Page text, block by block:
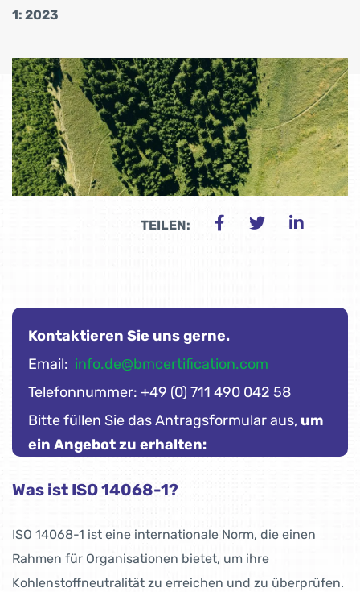
1: 2023
TEILEN:
Kontaktieren Sie uns gerne.
Email: info.de@bmcertification.com
Telefonnummer: +49 (0) 711 490 042 58
Bitte füllen Sie das Antragsformular aus, um
ein Angebot zu erhalten:
Was ist ISO 14068-1?
ISO 14068-1 ist eine internationale Norm, die einen
Rahmen für Organisationen bietet, um ihre
Kohlenstoffneutralität zu erreichen und zu überprüfen.